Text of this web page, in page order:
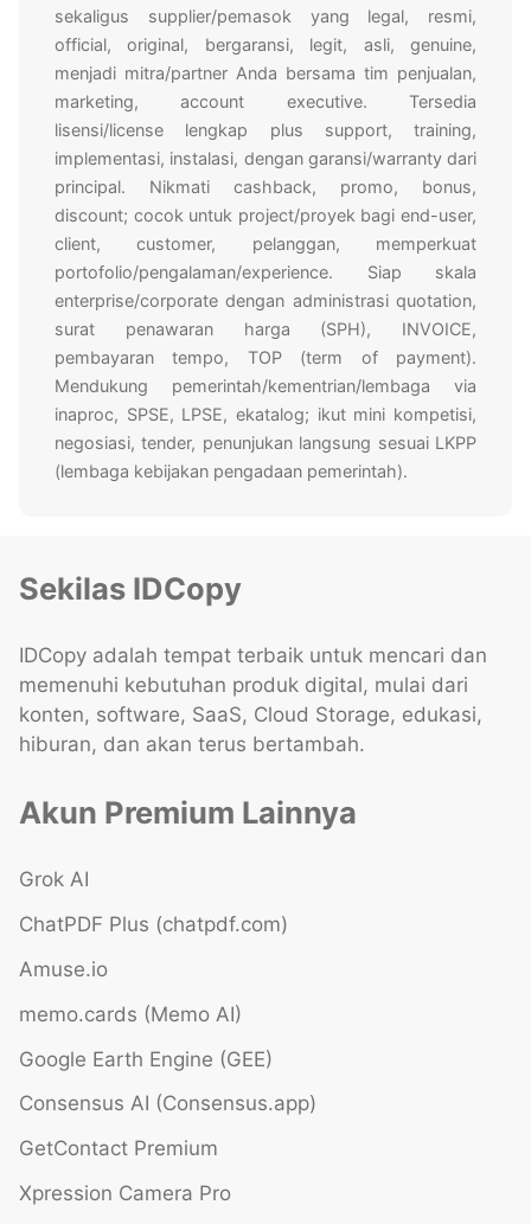
sekaligus supplier/pemasok yang legal, resmi,
official, original, bergaransi, legit, asli, genuine,
menjadi mitra/partner Anda bersama tim penjualan,
marketing, account executive. Tersedia
lisensi/license lengkap plus support, training,
implementasi, instalasi, dengan garansi/warranty dari
principal. Nikmati cashback, promo, bonus,
discount; cocok untuk project/proyek bagi end-user,
client, customer, pelanggan, memperkuat
portofolio/pengalaman/experience. Siap skala
enterprise/corporate dengan administrasi quotation,
surat penawaran harga (SPH), INVOICE,
pembayaran tempo, TOP (term of payment).
Mendukung pemerintah/kementrian/lembaga via
inaproc, SPSE, LPSE, ekatalog; ikut mini kompetisi,
negosiasi, tender, penunjukan langsung sesuai LKPP
(lembaga kebijakan pengadaan pemerintah).
Sekilas IDCopy
IDCopy adalah tempat terbaik untuk mencari dan
memenuhi kebutuhan produk digital, mulai dari
konten, software, SaaS, Cloud Storage, edukasi,
hiburan, dan akan terus bertambah.
Akun Premium Lainnya
Grok AI
ChatPDF Plus (chatpdf.com)
Amuse.io
memo.cards (Memo AI)
Google Earth Engine (GEE)
Consensus AI (Consensus.app)
GetContact Premium
Xpression Camera Pro